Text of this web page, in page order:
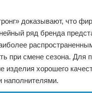
доказывают, что
ряд бренда
при смене сезона. Для
изделия хорошего
наполнителями.